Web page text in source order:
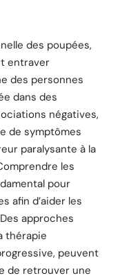
des poupées,
entraver
des personnes
dans des
négatives,
de symptômes
paralysante à la
les
pour
afin d’aider les
approches
thérapie
peuvent
de retrouver une